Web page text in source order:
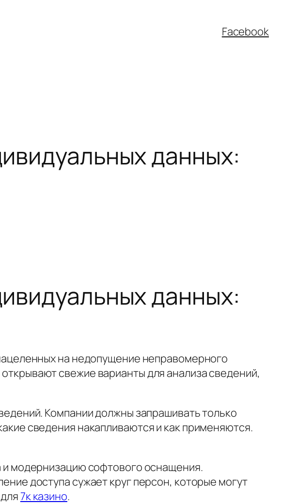
Facebook
данных:
данных:
на недопущение неправомерного
свежие варианты для анализа сведений,
Компании должны запрашивать только
сведения накапливаются и как применяются.
и модернизацию софтового оснащения.
доступа сужает круг персон, которые могут
7к казино.